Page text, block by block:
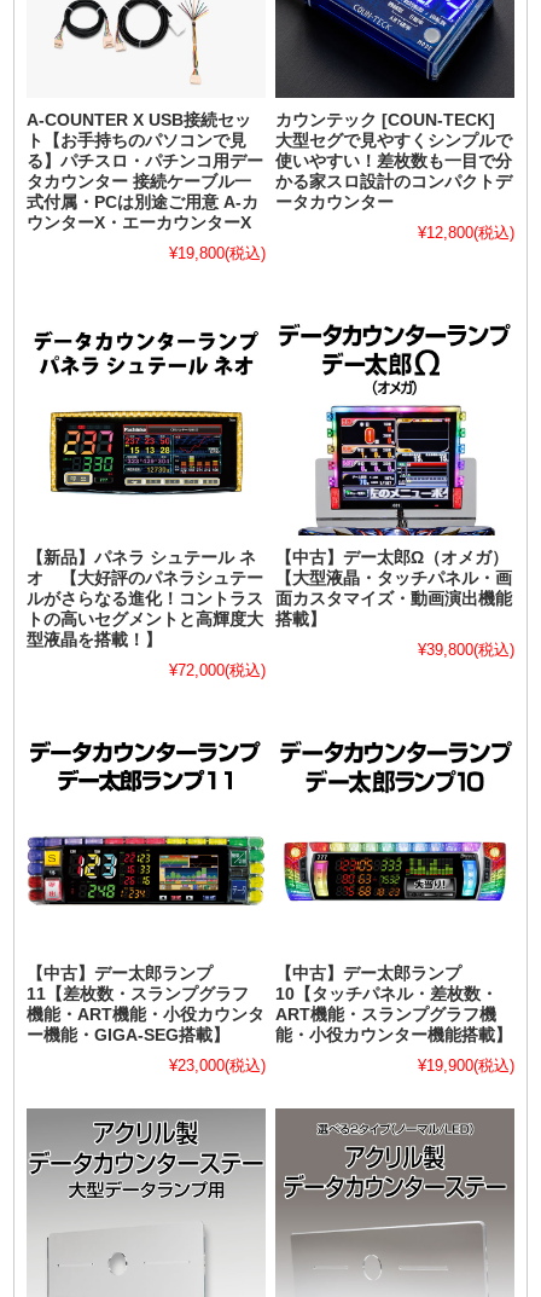
A-COUNTER X USB接続セッ
ト【お手持ちのパソコンで見
る】パチスロ・パチンコ用デー
タカウンター 接続ケーブル一
式付属・PCは別途ご用意 A-カ
ウンターX・エーカウンターX
¥19,800(税込)
カウンテック [COUN-TECK]
大型セグで見やすくシンプルで
使いやすい！差枚数も一目で分
かる家スロ設計のコンパクトデ
ータカウンター
¥12,800(税込)
【新品】パネラ シュテール ネ
オ 【大好評のパネラシュテー
ルがさらなる進化！コントラス
トの高いセグメントと高輝度大
型液晶を搭載！】
¥72,000(税込)
【中古】デー太郎Ω（オメガ）
【大型液晶・タッチパネル・画
面カスタマイズ・動画演出機能
搭載】
¥39,800(税込)
【中古】デー太郎ランプ
11【差枚数・スランプグラフ
機能・ART機能・小役カウンタ
ー機能・GIGA-SEG搭載】
¥23,000(税込)
【中古】デー太郎ランプ
10【タッチパネル・差枚数・
ART機能・スランプグラフ機
能・小役カウンター機能搭載】
¥19,900(税込)